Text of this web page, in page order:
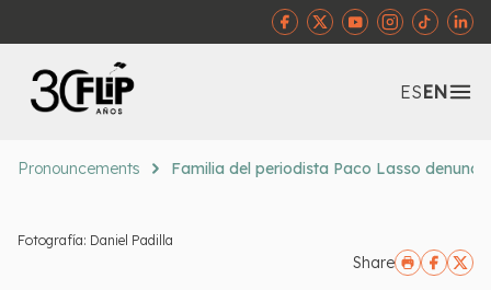
ESEN
Pronouncements Familia del periodista Paco Lasso
Fotografía: Daniel Padilla
Share